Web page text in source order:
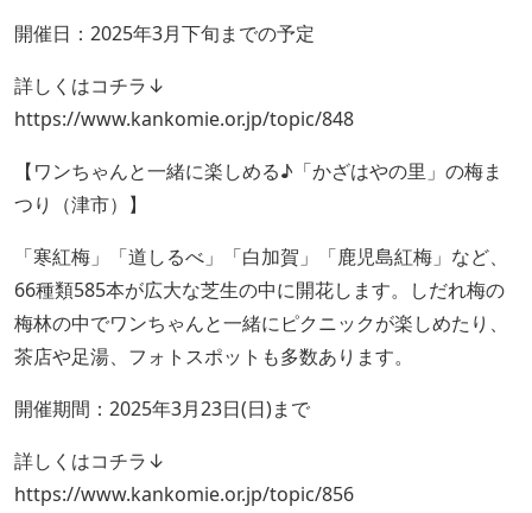
開催日：2025年3月下旬までの予定
詳しくはコチラ↓
https://www.kankomie.or.jp/topic/848
【ワンちゃんと一緒に楽しめる♪「かざはやの里」の梅ま
つり（津市）】
「寒紅梅」「道しるべ」「白加賀」「鹿児島紅梅」など、
66種類585本が広大な芝生の中に開花します。しだれ梅の
梅林の中でワンちゃんと一緒にピクニックが楽しめたり、
茶店や足湯、フォトスポットも多数あります。
開催期間：2025年3月23日(日)まで
詳しくはコチラ↓
https://www.kankomie.or.jp/topic/856